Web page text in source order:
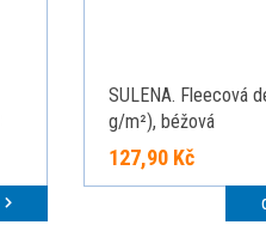
SULENA. Fleecová
g/m²), béžová
127,90 Kč